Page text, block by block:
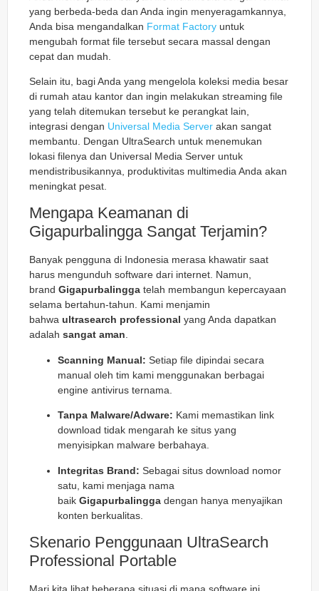
yang berbeda-beda dan Anda ingin menyeragamkannya,
Anda bisa mengandalkan Format Factory untuk
mengubah format file tersebut secara massal dengan
cepat dan mudah.
Selain itu, bagi Anda yang mengelola koleksi media besar
di rumah atau kantor dan ingin melakukan streaming file
yang telah ditemukan tersebut ke perangkat lain,
integrasi dengan Universal Media Server akan sangat
membantu. Dengan UltraSearch untuk menemukan
lokasi filenya dan Universal Media Server untuk
mendistribusikannya, produktivitas multimedia Anda akan
meningkat pesat.
Mengapa Keamanan di
Gigapurbalingga Sangat Terjamin?
Banyak pengguna di Indonesia merasa khawatir saat
harus mengunduh software dari internet. Namun,
brand Gigapurbalingga telah membangun kepercayaan
selama bertahun-tahun. Kami menjamin
bahwa ultrasearch professional yang Anda dapatkan
adalah sangat aman.
Scanning Manual: Setiap file dipindai secara
manual oleh tim kami menggunakan berbagai
engine antivirus ternama.
Tanpa Malware/Adware: Kami memastikan link
download tidak mengarah ke situs yang
menyisipkan malware berbahaya.
Integritas Brand: Sebagai situs download nomor
satu, kami menjaga nama
baik Gigapurbalingga dengan hanya menyajikan
konten berkualitas.
Skenario Penggunaan UltraSearch
Professional Portable